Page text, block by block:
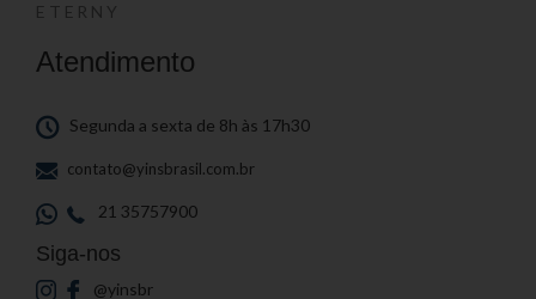
ETERNY
Atendimento
Segunda a sexta de 8h às 17h30
contato@yinsbrasil.com.br
21 35757900
Siga-nos
@yinsbr